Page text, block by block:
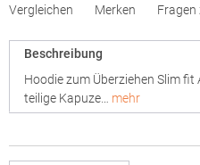
Vergleichen Merken Fragen
Beschreibung
Hoodie zum Überziehen Slim
teilige Kapuze… mehr